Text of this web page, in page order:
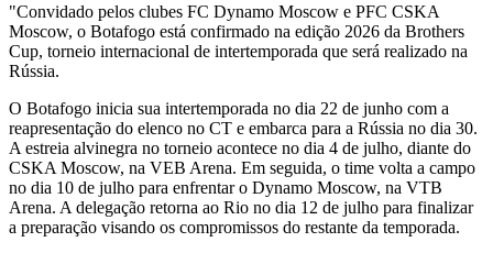
"Convidado pelos clubes FC Dynamo Moscow e PFC CSKA
Moscow, o Botafogo está confirmado na edição 2026 da Brothers
Cup, torneio internacional de intertemporada que será realizado na
Rússia.
O Botafogo inicia sua intertemporada no dia 22 de junho com a
reapresentação do elenco no CT e embarca para a Rússia no dia 30.
A estreia alvinegra no torneio acontece no dia 4 de julho, diante do
CSKA Moscow, na VEB Arena. Em seguida, o time volta a campo
no dia 10 de julho para enfrentar o Dynamo Moscow, na VTB
Arena. A delegação retorna ao Rio no dia 12 de julho para finalizar
a preparação visando os compromissos do restante da temporada.